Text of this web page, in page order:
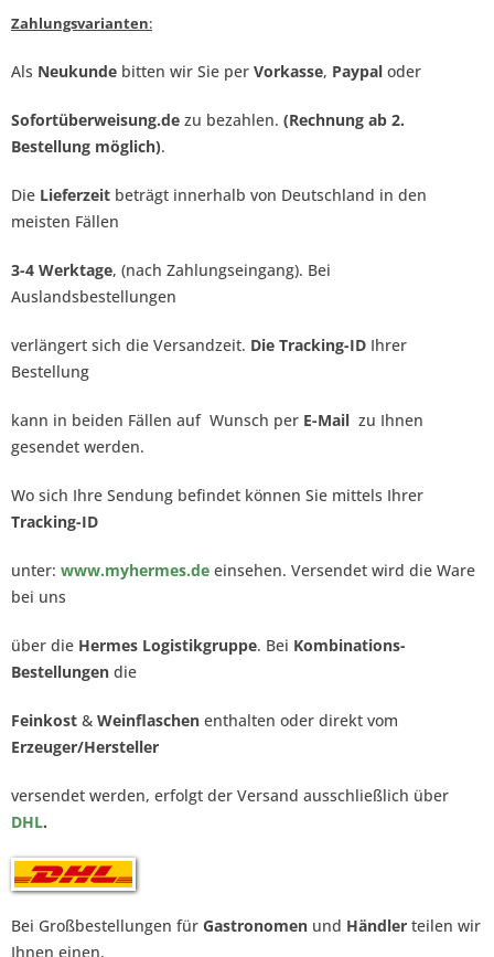
Zahlungsvarianten:
Als Neukunde bitten wir Sie per Vorkasse, Paypal oder
Sofortüberweisung.de zu bezahlen. (Rechnung ab 2.
Bestellung möglich).
Die Lieferzeit beträgt innerhalb von Deutschland in den
meisten Fällen
3-4 Werktage, (nach Zahlungseingang). Bei
Auslandsbestellungen
verlängert sich die Versandzeit. Die Tracking-ID Ihrer
Bestellung
kann in beiden Fällen auf Wunsch per E-Mail zu Ihnen
gesendet werden.
Wo sich Ihre Sendung befindet können Sie mittels Ihrer
Tracking-ID
unter: www.myhermes.de einsehen. Versendet wird die Ware
bei uns
über die Hermes Logistikgruppe. Bei Kombinations-
Bestellungen die
Feinkost & Weinflaschen enthalten oder direkt vom
Erzeuger/Hersteller
versendet werden, erfolgt der Versand ausschließlich über
DHL.
Bei Großbestellungen für Gastronomen und Händler teilen wir
Ihnen einen,